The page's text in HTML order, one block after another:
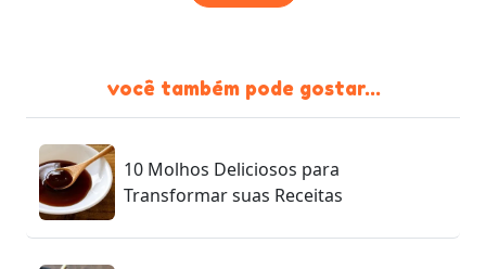
você também pode gostar...
10 Molhos Deliciosos para
Transformar suas Receitas